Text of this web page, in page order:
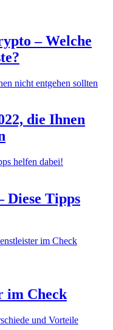
– Welche
die Ihnen
Diese Tipps
im Check